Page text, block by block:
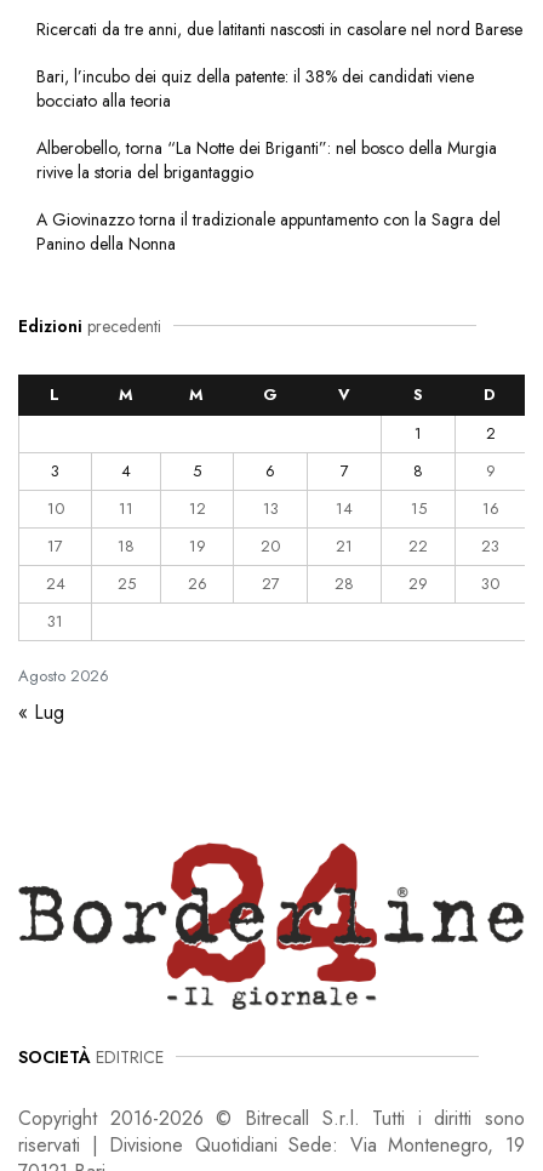
Ricercati da tre anni, due latitanti nascosti in casolare nel nord Barese
Bari, l’incubo dei quiz della patente: il 38% dei candidati viene
bocciato alla teoria
Alberobello, torna “La Notte dei Briganti”: nel bosco della Murgia
rivive la storia del brigantaggio
A Giovinazzo torna il tradizionale appuntamento con la Sagra del
Panino della Nonna
Edizioni precedenti
Agosto 2026
L M M G V S
D
1
2
3
4 5 6 7 8
9
10
11 12 13 14 15
16
17
18 19 20 21 22
23
24
25 26 27 28 29
30
31
« Lug
SOCIETÀ EDITRICE
Copyright 2016-2026 © Bitrecall S.r.l. Tutti i diritti sono
riservati | Divisione Quotidiani Sede: Via Montenegro, 19